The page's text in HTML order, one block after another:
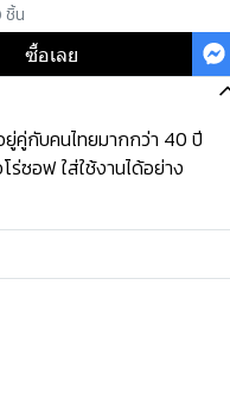
ชิ้น
ซื้อเลย
คู่กับคนไทยมากกว่า 40 ปี
ซอฟ ใส่ใช้งานได้อย่าง